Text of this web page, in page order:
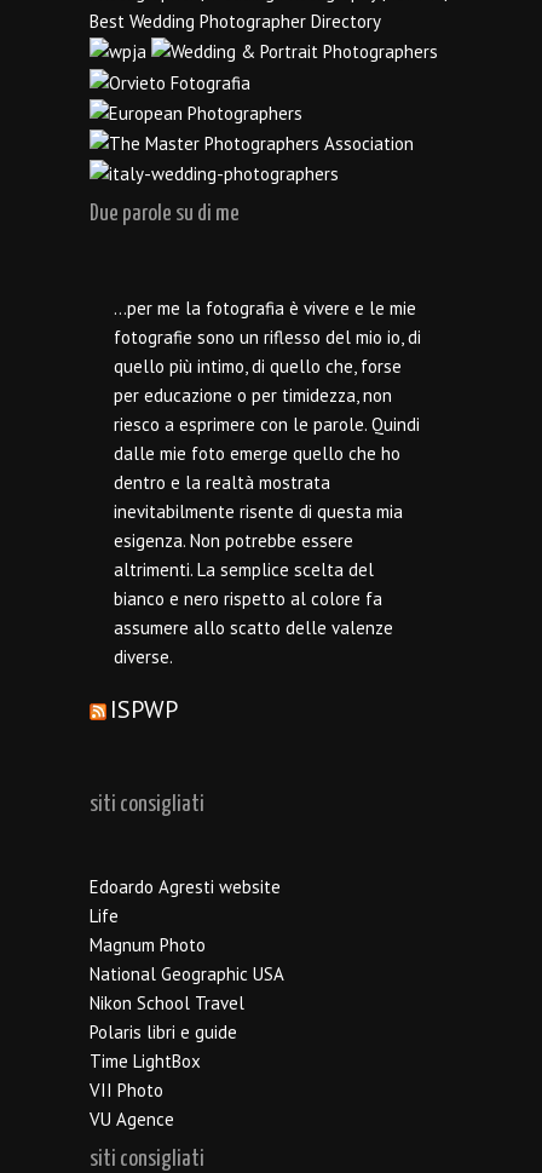
Due parole su di me
…per me la fotografia è vivere e le mie
fotografie sono un riflesso del mio io, di
quello più intimo, di quello che, forse
per educazione o per timidezza, non
riesco a esprimere con le parole. Quindi
dalle mie foto emerge quello che ho
dentro e la realtà mostrata
inevitabilmente risente di questa mia
esigenza. Non potrebbe essere
altrimenti. La semplice scelta del
bianco e nero rispetto al colore fa
assumere allo scatto delle valenze
diverse.
ISPWP
siti consigliati
Edoardo Agresti website
Life
Magnum Photo
National Geographic USA
Nikon School Travel
Polaris libri e guide
Time LightBox
VII Photo
VU Agence
siti consigliati